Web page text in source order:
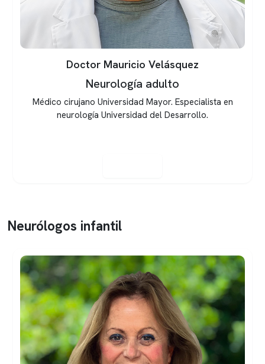
Doctor Luis Poncell
Neurología adulto
Neurólogo adulto, formado en la Universidad de
Santiago, con magíster en Neurociencias de la
Neurólogos infantil